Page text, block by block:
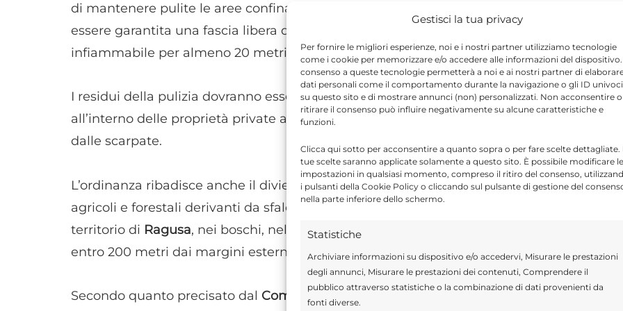
Gestisci la tua privacy
Per fornire le migliori esperienze, noi e i nostri partner utilizziamo tecnologie
come i cookie per memorizzare e/o accedere alle informazioni del dispositivo.
consenso a queste tecnologie permetterà a noi e ai nostri partner di
dati personali come il comportamento durante la navigazione o gli ID univoci
su questo sito e di mostrare annunci (non) personalizzati. Non acconsentire o
ritirare il consenso può influire negativamente su alcune caratteristiche e
funzioni.
Clicca qui sotto per acconsentire a quanto sopra o per fare scelte dettagliate.
tue scelte saranno applicate solamente a questo sito. È possibile modificare le
impostazioni in qualsiasi momento, compreso il ritiro del consenso,
i pulsanti della Cookie Policy o cliccando sul pulsante di gestione del
nella parte inferiore dello schermo.
Statistiche
Archiviare informazioni su dispositivo e/o accedervi, Misurare le prestazioni
degli annunci, Misurare le prestazioni dei contenuti, Comprendere il
pubblico attraverso statistiche o la combinazione di dati provenienti da
fonti diverse.
di mantenere pulite le aree confinanti con strade e scarpate. In particolare dovrà
essere garantita una fascia libera da sterpaglie, rami secchi e materiale
infiammabile per almeno 20 metri dalle banchine stradali.
I residui della pulizia dovranno essere rimossi immediatamente e conservati
all’interno delle proprietà private a una distanza minima di 100 metri dalle strade e
dalle scarpate.
L’ordinanza ribadisce anche il divieto permanente di combustione di residui
agricoli e forestali derivanti da sfalci e potature all’interno dei centri abitati del
territorio di Ragusa, nei boschi, nelle aree protette e nelle relative fasce di rispetto
entro 200 metri dai margini esterni.
Secondo quanto precisato dal Comune di Ragusa